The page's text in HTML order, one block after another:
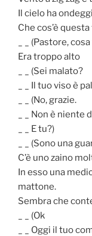
Il cielo ha
Che cos’è
_ _ (Pastore,
Era troppo alto
_ _ (Sei malato?
_ _ Il tuo viso è
_ _ (No, grazie.
_ _ Non è niente
_ _ E tu?)
_ _ (Sono una
C’è uno zaino
In esso una
mattone.
Sembra che
_ _ (Ok
_ _ Oggi il tuo